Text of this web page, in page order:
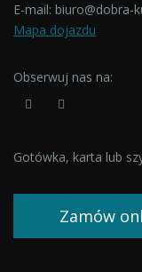
E-mail: biuro@dobra-
Mapa dojazdu
Obserwuj nas na:
Gotówka, karta lub
Zamów